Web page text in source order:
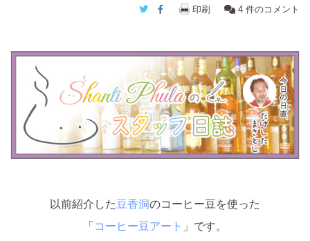
Twitter
Facebook
印刷 4 件のコメント
以前紹介した豆香洞のコーヒー豆を使った
「 コーヒー豆アート 」です。